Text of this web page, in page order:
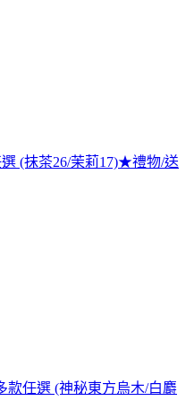
(抹茶26/茉莉17)★禮物/送
款任選 (神秘東方烏木/白麝